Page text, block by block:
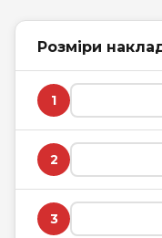
Розміри
1
2
3